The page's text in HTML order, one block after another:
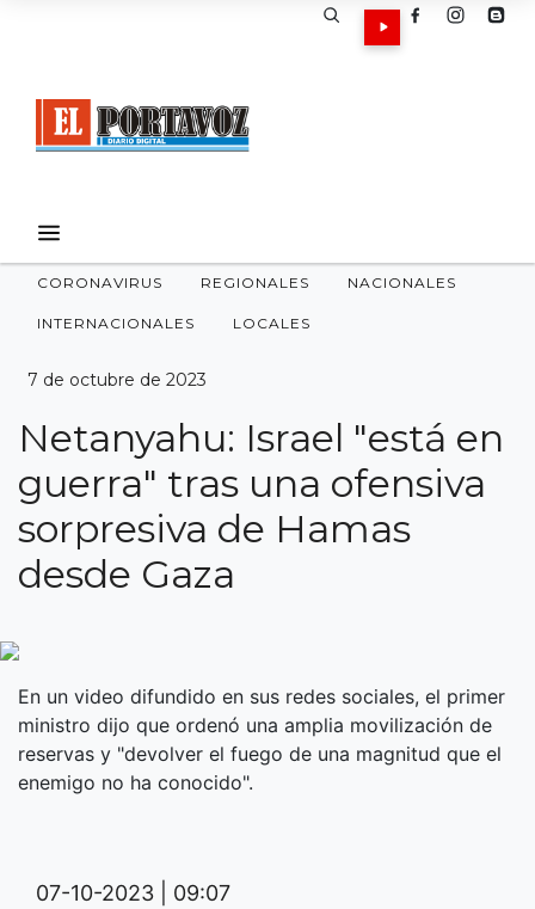
CORONAVIRUS REGIONALES NACIONALES
INTERNACIONALES LOCALES
7 de octubre de 2023
Netanyahu: Israel "está en
guerra" tras una ofensiva
sorpresiva de Hamas
desde Gaza
En un video difundido en sus redes sociales, el primer
ministro dijo que ordenó una amplia movilización de
reservas y "devolver el fuego de una magnitud que el
enemigo no ha conocido".
07-10-2023 | 09:07